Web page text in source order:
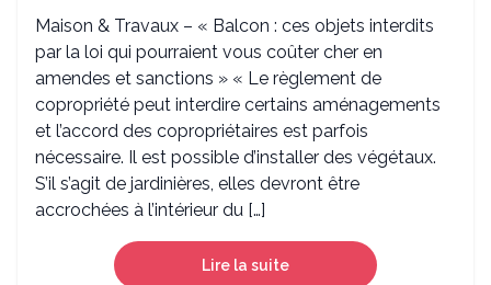
Maison & Travaux – « Balcon : ces objets interdits
par la loi qui pourraient vous coûter cher en
amendes et sanctions » « Le règlement de
copropriété peut interdire certains aménagements
et l’accord des copropriétaires est parfois
nécessaire. Il est possible d’installer des végétaux.
S’il s’agit de jardinières, elles devront être
accrochées à l’intérieur du […]
Lire la suite